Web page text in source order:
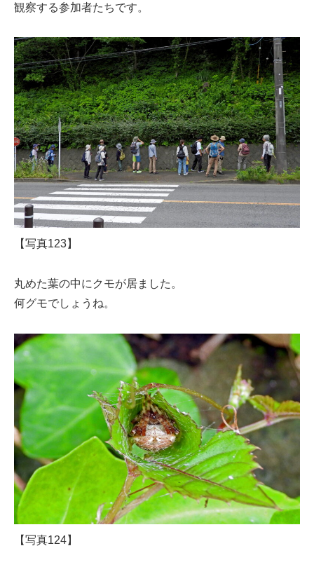
観察する参加者たちです。
【写真123】
丸めた葉の中にクモが居ました。
何グモでしょうね。
【写真124】